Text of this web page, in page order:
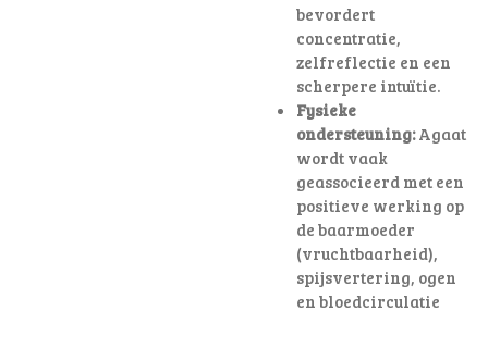
bevordert
concentratie,
zelfreflectie en een
scherpere intuïtie.
Fysieke
ondersteuning:Agaat
wordt vaak
geassocieerd met een
positieve werking op
de baarmoeder
(vruchtbaarheid),
spijsvertering, ogen
en bloedcirculatie